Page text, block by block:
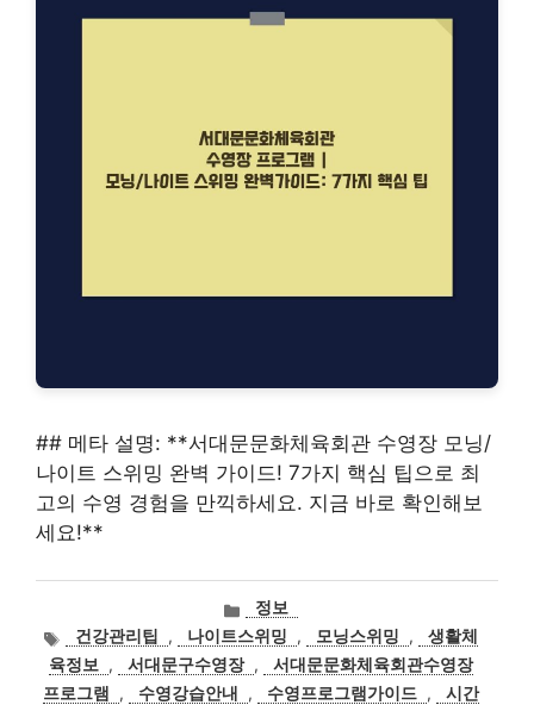
## 메타 설명: **서대문문화체육회관 수영장 모닝/
나이트 스위밍 완벽 가이드! 7가지 핵심 팁으로 최
고의 수영 경험을 만끽하세요. 지금 바로 확인해보
세요!**
카
테
고
리
정보
태
그
건강관리팁 , 나이트스위밍 , 모닝스위밍 ,
생활체
육정보
, 서대문구수영장 ,
서대문문화체육회관수영장
프로그램
, 수영강습안내 , 수영프로그램가이드 ,
시간